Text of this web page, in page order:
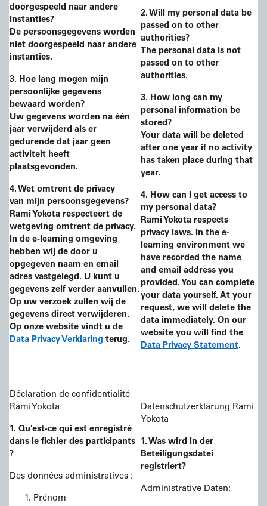
doorgespeeld naar andere
instanties?
De persoonsgegevens worden
niet doorgespeeld naar andere
instanties.
3. Hoe lang mogen mijn
persoonlijke gegevens
bewaard worden?
Uw gegevens worden na één
jaar verwijderd als er
gedurende dat jaar geen
activiteit heeft
plaatsgevonden.
4. Wet omtrent de privacy
van mijn persoonsgegevens?
Rami Yokota respecteert de
wetgeving omtrent de privacy.
In de e-learning omgeving
hebben wij de door u
opgegeven naam en email
adres vastgelegd. U kunt u
gegevens zelf verder aanvullen.
Op uw verzoek zullen wij de
gegevens direct verwijderen.
Op onze website vindt u de
Data Privacy Verklaring terug.
2. Will my personal data be
passed on to other
authorities?
The personal data is not
passed on to other
authorities.
3. How long can my
personal information be
stored?
Your data will be deleted
after one year if no activity
has taken place during that
year.
4. How can I get access to
my personal data?
Rami Yokota respects
privacy laws. In the e-
learning environment we
have recorded the name
and email address you
provided. You can complete
your data yourself. At your
request, we will delete the
data immediately. On our
website you will find the
Data Privacy Statement.
Déclaration de confidentialité
Rami Yokota
1. Qu'est-ce qui est enregistré
dans le fichier des participants
?
Des données administratives :
Prénom
Datenschutzerklärung Rami
Yokota
1. Was wird in der
Beteiligungsdatei
registriert?
Administrative Daten: